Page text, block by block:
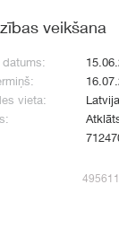
veikšana
datums:
vieta: